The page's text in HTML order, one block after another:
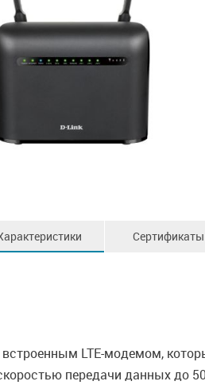
Сертификаты
LTE-модемом,
передачи данных до